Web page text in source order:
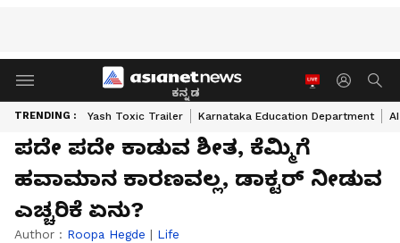
ಕನ್ನಡ
TRENDING : Yash Toxic Trailer Karnataka Education Department
ಪದೇ ಪದೇ ಕಾಡುವ ಶೀತ, ಕೆಮ್ಮಿಗೆ
ಹವಾಮಾನ ಕಾರಣವಲ್ಲ, ಡಾಕ್ಟರ್‌ ನೀಡುವ
ಎಚ್ಚರಿಕೆ ಏನು?
Author : Roopa Hegde | Life